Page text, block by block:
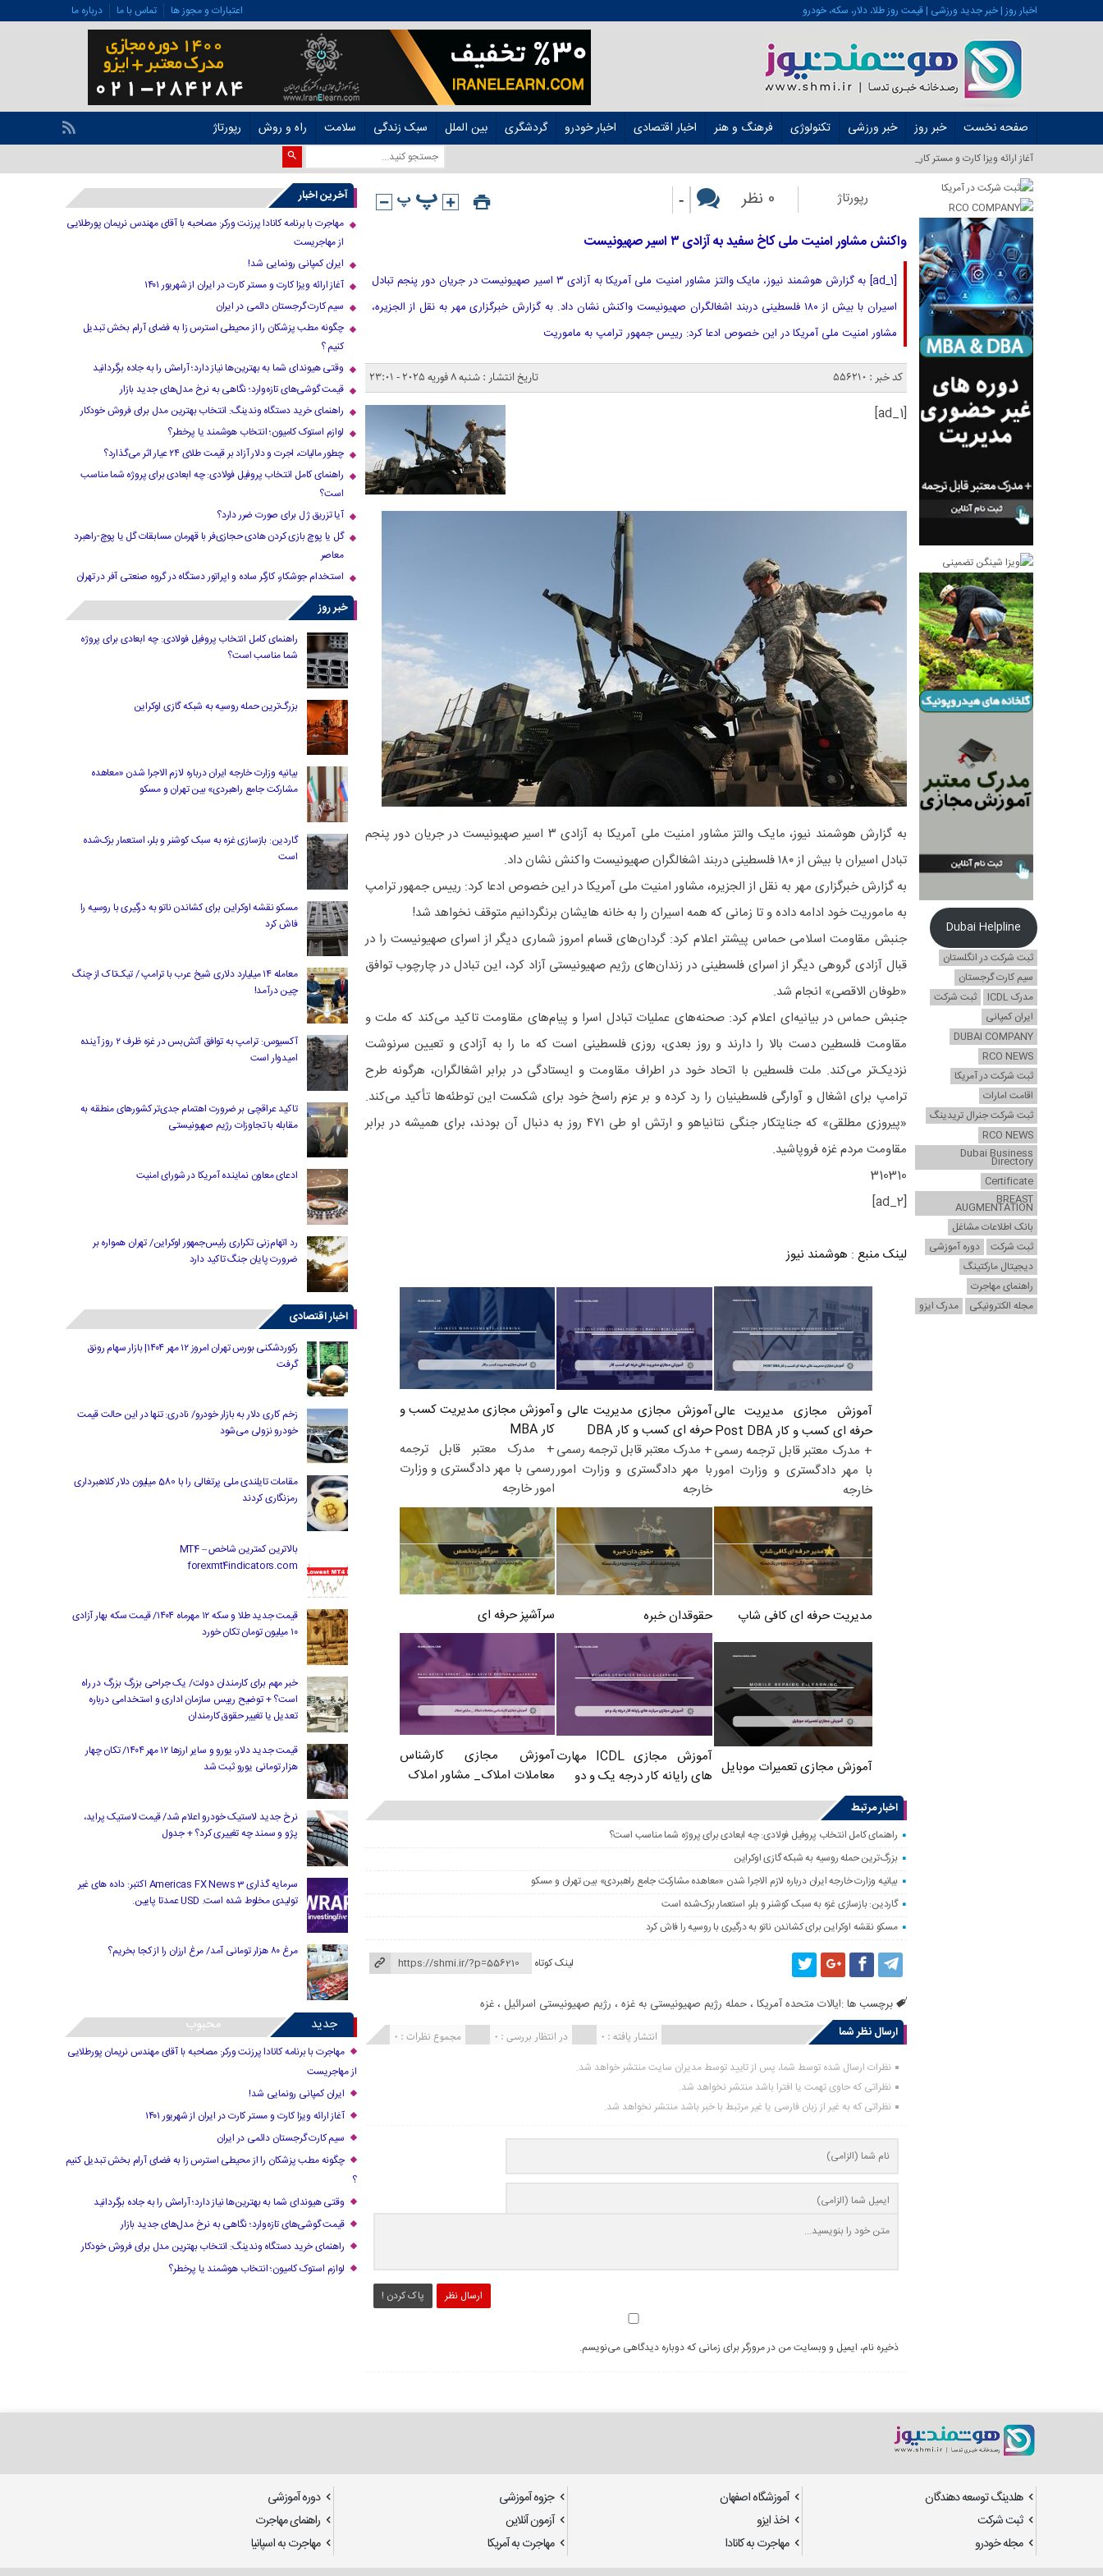
اخبار روز | خبر جدید ورزشی | قیمت روز طلا، دلار، سکه، خودرو اعتبارات و مجوز ها تماس با ما درباره ما
صفحه نخست خبر روز خبر ورزشی تکنولوژی فرهنگ و هنر اخبار اقتصادی اخبار خودرو گردشگری بین الملل سبک زندگی سلامت راه و روش رپورتاژ
آغاز ارائه ویزا کارت و مستر کارت در ایران از _
رپورتاژ 0 نظر -
واکنش مشاور امنیت ملی کاخ سفید به آزادی ۳ اسیر صهیونیست
[ad_1] به گزارش هوشمند نیوز، مایک والتز مشاور امنیت ملی آمریکا به آزادی ۳ اسیر صهیونیست در جریان دور پنجم تبادل
اسیران با بیش از ۱۸۰ فلسطینی دربند اشغالگران صهیونیست واکنش نشان داد. به گزارش خبرگزاری مهر به نقل از الجزیره،
مشاور امنیت ملی آمریکا در این خصوص ادعا کرد: رییس جمهور ترامپ به ماموریت
کد خبر : 556210 تاریخ انتشار : شنبه 8 فوریه 2025 - 23:01
[ad_1]
به گزارش هوشمند نیوز، مایک والتز مشاور امنیت ملی آمریکا به آزادی ۳ اسیر صهیونیست در جریان دور پنجم
تبادل اسیران با بیش از ۱۸۰ فلسطینی دربند اشغالگران صهیونیست واکنش نشان داد.
به گزارش خبرگزاری مهر به نقل از الجزیره، مشاور امنیت ملی آمریکا در این خصوص ادعا کرد: رییس جمهور ترامپ
به ماموریت خود ادامه داده و تا زمانی که همه اسیران را به خانه هایشان برنگردانیم متوقف نخواهد شد!
جنبش مقاومت اسلامی حماس پیشتر اعلام کرد: گردان‌های قسام امروز شماری دیگر از اسرای صهیونیست را در
قبال آزادی گروهی دیگر از اسرای فلسطینی در زندان‌های رژیم صهیونیستی آزاد کرد، این تبادل در چارچوب توافق
«طوفان الاقصی» انجام شد.
جنبش حماس در بیانیه‌ای اعلام کرد: صحنه‌های عملیات تبادل اسرا و پیام‌های مقاومت تاکید می‌کند که ملت و
مقاومت فلسطین دست بالا را دارند و روز بعدی، روزی فلسطینی است که ما را به آزادی و تعیین سرنوشت
نزدیک‌تر می‌کند. ملت فلسطین با اتحاد خود در اطراف مقاومت و ایستادگی در برابر اشغالگران، هرگونه طرح
ترامپ برای اشغال و آوارگی فلسطینیان را رد کرده و بر عزم راسخ خود برای شکست این توطئه‌ها تأکید می‌کند.
«پیروزی مطلقی» که جنایتکار جنگی نتانیاهو و ارتش او طی ۴۷۱ روز به دنبال آن بودند، برای همیشه در برابر
مقاومت مردم غزه فروپاشید.
310310
[ad_2]
لینک منبع : هوشمند نیوز
آموزش مجازی مدیریت عالی
حرفه ای کسب و کار Post DBA
+ مدرک معتبر قابل ترجمه رسمی
با مهر دادگستری و وزارت امور
خارجه
آموزش مجازی مدیریت عالی و
حرفه ای کسب و کار DBA
+ مدرک معتبر قابل ترجمه رسمی
با مهر دادگستری و وزارت امور
خارجه
آموزش مجازی مدیریت کسب و
کار MBA
+ مدرک معتبر قابل ترجمه
رسمی با مهر دادگستری و وزارت
امور خارجه
مدیریت حرفه ای کافی شاپ حقوقدان خبره سرآشپز حرفه ای
آموزش مجازی تعمیرات موبایل
آموزش مجازی ICDL مهارت
های رایانه کار درجه یک و دو
آموزش مجازی کارشناس
معاملات املاک_ مشاور املاک
اخبار مرتبط
راهنمای کامل انتخاب پروفیل فولادی: چه ابعادی برای پروژه شما مناسب است؟
بزرگ‌ترین حمله روسیه به شبکه گازی اوکراین
بیانیه وزارت خارجه ایران درباره لازم‌ الاجرا شدن «معاهده مشارکت جامع راهبردی» بین تهران و مسکو
گاردین: بازسازی غزه به سبک کوشنر و بلر، استعمار بزک‌شده است
مسکو نقشه اوکراین برای کشاندن ناتو به درگیری با روسیه را فاش کرد
لینک کوتاه
برچسب ها :ایالات متحده آمریکا ،حمله رژیم صهیونیستی به غزه ، رژیم صهیونیستی اسرائیل ،غزه
ارسال نظر شما
مجموع نظرات : 0 در انتظار بررسی : 0 انتشار یافته : 0
نظرات ارسال شده توسط شما، پس از تایید توسط مدیران سایت منتشر خواهد شد.
نظراتی که حاوی تهمت یا افترا باشد منتشر نخواهد شد.
نظراتی که به غیر از زبان فارسی یا غیر مرتبط با خبر باشد منتشر نخواهد شد.
ارسال نظر پاک کردن !
ذخیره نام، ایمیل و وبسایت من در مرورگر برای زمانی که دوباره دیدگاهی می‌نویسم.
Dubai Helpline
ثبت شرکت در انگلستان
سیم کارت گرجستان
مدرک ICDL
ثبت شرکت
ایران کمپانی
DUBAI COMPANY
RCO NEWS
ثبت شرکت در آمریکا
اقامت امارات
ثبت شرکت جنرال تریدینگ
RCO NEWS
Dubai Business
Directory
Certificate
BREAST
AUGMENTATION
بانک اطلاعات مشاغل
ثبت شرکت
دوره آموزشی
دیجیتال مارکتینگ
راهنمای مهاجرت
مجله الکترونیکی
مدرک ایزو
آخرین اخبار
مهاجرت با برنامه کانادا پرزنت ورکر: مصاحبه با آقای مهندس نریمان پورطلایی
از مهاجریست
ایران کمپانی رونمایی شد!
آغاز ارائه ویزا کارت و مستر کارت در ایران از شهریور ۱۴۰۱
سیم کارت گرجستان دائمی در ایران
چگونه مطب پزشکان را از محیطی استرس زا به فضای آرام بخش تبدیل
کنیم ؟
وقتی هیوندای شما به بهترین‌ها نیاز دارد؛ آرامش را به جاده برگردانید
قیمت گوشی‌های تازه‌وارد؛ نگاهی به نرخ مدل‌های جدید بازار
راهنمای خرید دستگاه وندینگ: انتخاب بهترین مدل برای فروش خودکار
لوازم استوک کامیون؛ انتخاب هوشمند یا پرخطر؟
چطور مالیات، اجرت و دلار آزاد بر قیمت طلای ۲۴ عیار اثر می‌گذارد؟
راهنمای کامل انتخاب پروفیل فولادی: چه ابعادی برای پروژه شما مناسب
است؟
آیا تزریق ژل برای صورت ضرر دارد​؟
گل یا پوچ بازی کردن هادی حجازی‌فر با قهرمان مسابقات گل یا پوچ-راهبرد
معاصر
استخدام جوشکار، کارگر ساده و اپراتور دستگاه در گروه صنعتی آفر در تهران
خبر روز
راهنمای کامل انتخاب پروفیل فولادی: چه ابعادی برای پروژه
شما مناسب است؟
بزرگ‌ترین حمله روسیه به شبکه گازی اوکراین
بیانیه وزارت خارجه ایران درباره لازم‌ الاجرا شدن «معاهده
مشارکت جامع راهبردی» بین تهران و مسکو
گاردین: بازسازی غزه به سبک کوشنر و بلر، استعمار بزک‌شده
است
مسکو نقشه اوکراین برای کشاندن ناتو به درگیری با روسیه را
فاش کرد
معامله ۱۴ میلیارد دلاری شیخ عرب با ترامپ / تیک‌تاک از چنگ
چین درآمد!
آکسیوس: ترامپ به توافق آتش‌بس در غزه ظرف ۲ روز آینده
امیدوار است
تاکید عراقچی بر ضرورت اهتمام جدی‌تر کشورهای منطقه به
مقابله با تجاوزات رژیم صهیونیستی
ادعای معاون نماینده آمریکا در شورای امنیت
رد اتهام‌زنی تکراری رئیس‌جمهور اوکراین/ تهران همواره بر
ضرورت پایان جنگ تاکید دارد
اخبار اقتصادی
رکوردشکنی بورس تهران امروز ۱۲ مهر ۱۴۰۴| بازار سهام رونق
گرفت
زخم کاری دلار به بازار خودرو/ نادری: تنها در این حالت قیمت
خودرو نزولی می‌شود
مقامات تایلندی ملی پرتغالی را با 580 میلیون دلار کلاهبرداری
رمزنگاری کردند
بالاترین کمترین شاخص MT4 –
forexmt4indicators.com
قیمت جدید طلا و سکه ۱۲ مهرماه ۱۴۰۴/ قیمت سکه بهار آزادی
۱۰ میلیون تومان تکان خورد
خبر مهم برای کارمندان دولت/ یک جراحی بزرگ بزرگ در راه
است؟ + توضیح رییس سازمان اداری و استخدامی درباره
تعدیل یا تغییر حقوق کارمندان
قیمت جدید دلار، یورو و سایر ارزها ۱۲ مهر ۱۴۰۴/ تکان چهار
هزار تومانی یورو ثبت شد
نرخ جدید لاستیک خودرو اعلام شد/ قیمت لاستیک پراید،
پژو و سمند چه تغییری کرد؟ + جدول
سرمایه گذاری Americas FX News 3 اکتبر: داده های غیر
تولیدی مخلوط شده است. USD عمدتا پایین.
مرغ ۸۰ هزار تومانی آمد/ مرغ ارزان را از کجا بخریم؟
جدید محبوب
مهاجرت با برنامه کانادا پرزنت ورکر: مصاحبه با آقای مهندس نریمان پورطلایی
از مهاجریست
ایران کمپانی رونمایی شد!
آغاز ارائه ویزا کارت و مستر کارت در ایران از شهریور ۱۴۰۱
سیم کارت گرجستان دائمی در ایران
چگونه مطب پزشکان را از محیطی استرس زا به فضای آرام بخش تبدیل کنیم
؟
وقتی هیوندای شما به بهترین‌ها نیاز دارد؛ آرامش را به جاده برگردانید
قیمت گوشی‌های تازه‌وارد؛ نگاهی به نرخ مدل‌های جدید بازار
راهنمای خرید دستگاه وندینگ: انتخاب بهترین مدل برای فروش خودکار
لوازم استوک کامیون؛ انتخاب هوشمند یا پرخطر؟
هلدینگ توسعه دهندگان آموزشگاه اصفهان جزوه آموزشی
دوره آموزشی
ثبت شرکت
اخذ ایزو آزمون آنلاین
راهنمای مهاجرت
مجله خودرو
مهاجرت به کانادا مهاجرت به آمریکا مهاجرت به اسپانیا